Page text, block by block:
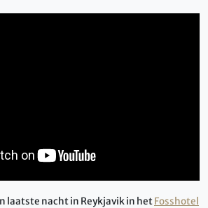
laatste nacht in Reykjavik in hetFosshotel